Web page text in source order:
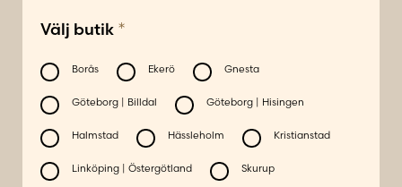
Välj butik *
Borås Ekerö Gnesta
Göteborg | Billdal Göteborg | Hisingen
Halmstad Hässleholm Kristianstad
Linköping | Östergötland Skurup